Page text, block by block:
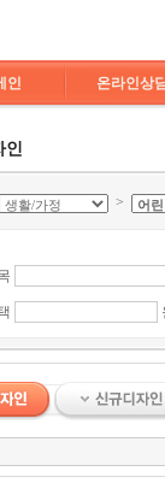
인 온라인상
인
>